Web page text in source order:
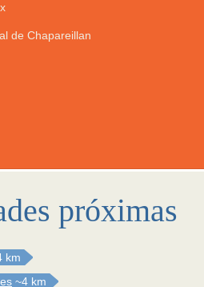
de Chapareillan
próximas
km
~4 km